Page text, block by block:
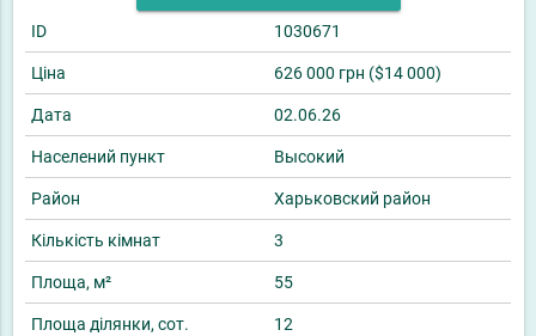
ID 1030671
Ціна 626 000 грн ($14 000)
Дата 02.06.26
Населений пункт Высокий
Район Харьковский район
Кількість кімнат 3
Площа, м² 55
Площа ділянки, сот. 12